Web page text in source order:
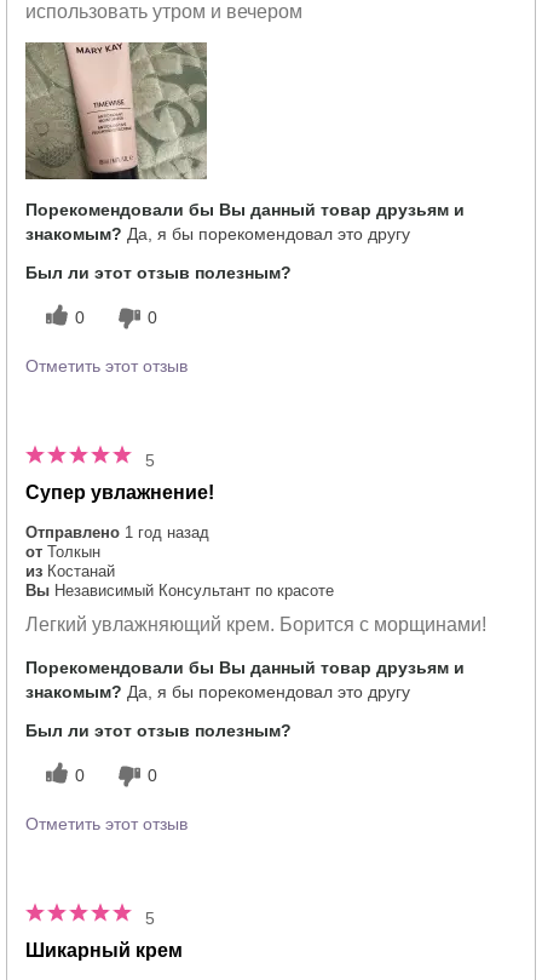
использовать утром и вечером
Порекомендовали бы Вы данный товар друзьям и
знакомым? Да, я бы порекомендовал это другу
Был ли этот отзыв полезным?
0 0
Отметить этот отзыв
5
Супер увлажнение!
Отправлено 1 год назад
от Толкын
из Костанай
Вы Независимый Консультант по красоте
Легкий увлажняющий крем. Борится с морщинами!
Порекомендовали бы Вы данный товар друзьям и
знакомым? Да, я бы порекомендовал это другу
Был ли этот отзыв полезным?
0 0
Отметить этот отзыв
5
Шикарный крем